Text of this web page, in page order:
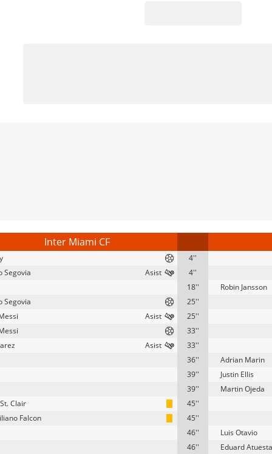
Inter Miami CF
4''
Segovia
4''
18''
Robin Jansson
Segovia
25''
25''
33''
33''
36''
Adrian Marin
39''
Justin Ellis
39''
Martin Ojeda
Clair
45''
Falcon
45''
46''
Luis Otavio
46''
Eduard Atuesta